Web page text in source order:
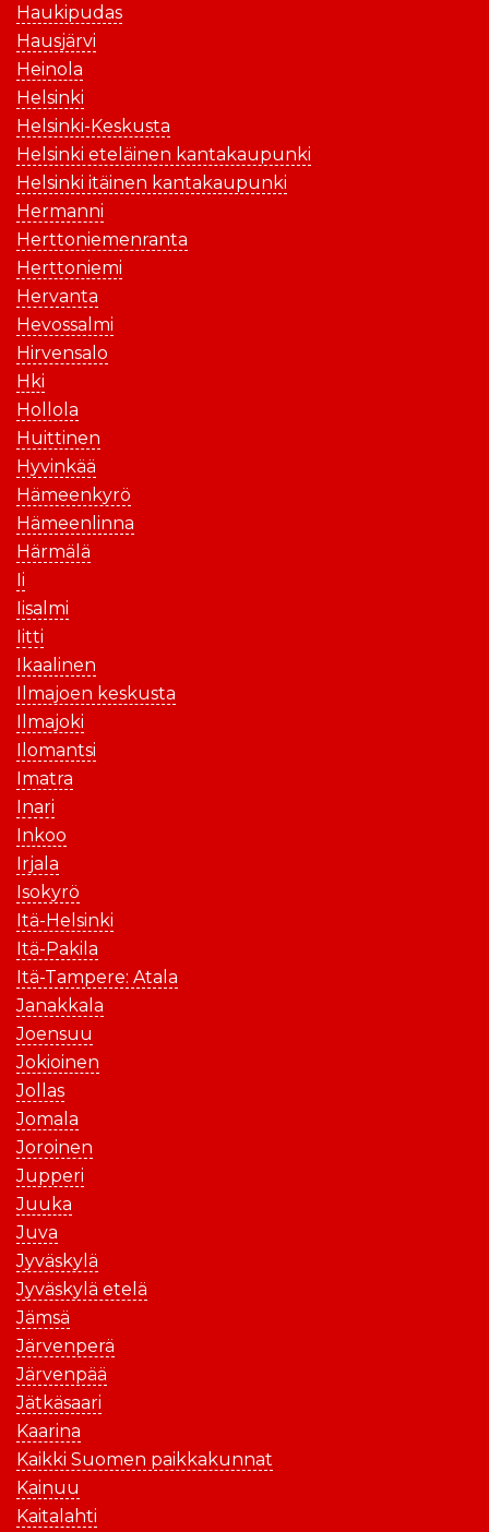
Haukipudas
Hausjärvi
Heinola
Helsinki
Helsinki-Keskusta
Helsinki eteläinen kantakaupunki
Helsinki itäinen kantakaupunki
Hermanni
Herttoniemenranta
Herttoniemi
Hervanta
Hevossalmi
Hirvensalo
Hki
Hollola
Huittinen
Hyvinkää
Hämeenkyrö
Hämeenlinna
Härmälä
Ii
Iisalmi
Iitti
Ikaalinen
Ilmajoen keskusta
Ilmajoki
Ilomantsi
Imatra
Inari
Inkoo
Irjala
Isokyrö
Itä-Helsinki
Itä-Pakila
Itä-Tampere: Atala
Janakkala
Joensuu
Jokioinen
Jollas
Jomala
Joroinen
Jupperi
Juuka
Juva
Jyväskylä
Jyväskylä etelä
Jämsä
Järvenperä
Järvenpää
Jätkäsaari
Kaarina
Kaikki Suomen paikkakunnat
Kainuu
Kaitalahti